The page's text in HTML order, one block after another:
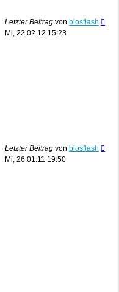
Letzter Beitrag von biosflash
Mi, 22.02.12 15:23
Letzter Beitrag von biosflash
Mi, 26.01.11 19:50